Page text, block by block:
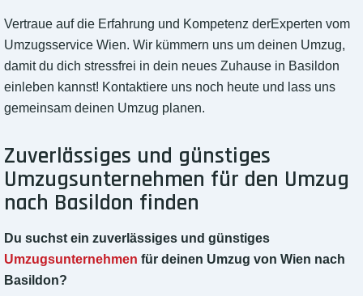
Vertraue auf die Erfahrung und Kompetenz derExperten vom
Umzugsservice Wien. Wir kümmern uns um deinen Umzug,
damit du dich stressfrei in dein neues Zuhause in Basildon
einleben kannst! Kontaktiere uns noch heute und lass uns
gemeinsam deinen Umzug planen.
Zuverlässiges und günstiges
Umzugsunternehmen für den Umzug
nach Basildon finden
Du suchst ein zuverlässiges und günstiges
Umzugsunternehmen für deinen Umzug von Wien nach
Basildon?